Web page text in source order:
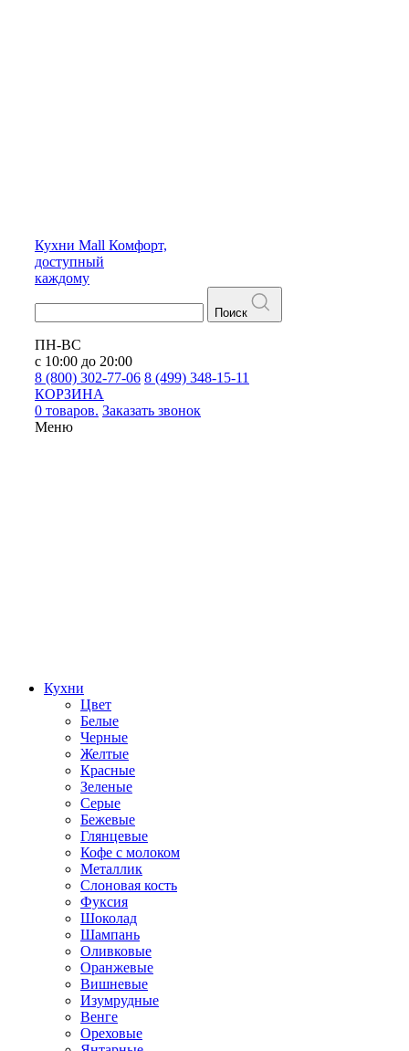
Кухни Mall Комфорт,
доступный
каждому
Поиск
ПН-ВС
с 10:00 до 20:00
8 (800) 302-77-06 8 (499) 348-15-11
КОРЗИНА
0 товаров. Заказать звонок
Меню
Кухни
Цвет
Белые
Черные
Желтые
Красные
Зеленые
Серые
Бежевые
Глянцевые
Кофе с молоком
Металлик
Слоновая кость
Фуксия
Шоколад
Шампань
Оливковые
Оранжевые
Вишневые
Изумрудные
Венге
Ореховые